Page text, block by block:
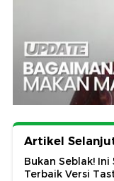
Artikel
Bukan Seblak!
Terbaik Versi